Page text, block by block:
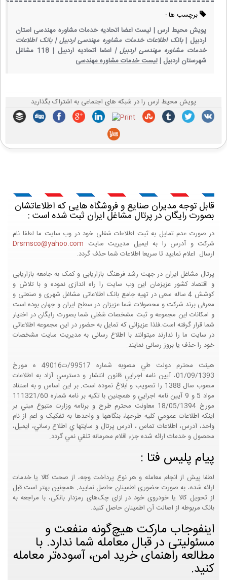
برچسب ها :
پویش محیط ارس | لیست اعضا اتحادیه خدمات مشاوره مهندسی استان
اردبیل | بانک اطلاعات خدمات مشاوره مهندسی اردبیل | بانک اطلاعات
خدمات مشاوره مهندسی اردبیل | اعضا اتحادیه اردبیل |
118 مشاغل
شهرستان اردبیل |لیست خدمات مشاوره مهندسی
پویش محیط ارس را در شبکه های اجتماعی به اشتراک بگذارید
قابل توجه مدیران صنایع و فروشگاه هایی که اطلاعاتشان
بصورت رایگان در پرتال مشاغل ایران ثبت شده است :
در صورت عدم تمایل به ثبت اطلاعات شغلی خود در وب سایت ما لطفا نام
شرکت و آدرس را به ایمیل مدیریت سایت Drsmsco@yahoo.com
ارسال اعلام نمایید تا سریعا اطلاعات شما حذف گردد.
پرتال مشاغل ایران در جهت رشد فرهنگ بازاریابی و کمک به جامعه بازاریابی
و اقتصاد کشور عزیزمان این وب سایت را راه اندازی نموده و با تلاش و
کوشش 4 ساله سعی در تهیه جامع بانک اطلاعاتی مشاغل شهری و صنعتی و
معرفی برند شرکت و محصولات شما عزیزان در سطح ایران و جهان بوده است
و امکانات این مجموعه و ثبت مشخصات شغلی شما بصورت رایگان در اختیار
شما قرار گرفته است.فلذا عزیزانی که تمایل به حضور در این مجموعه اطلاعاتی
در سایت ما را ندارند میتوانند با اطلاع رسانی به مدیریت سایت مشخصات
خود را حذف یا بروز رسانی نمایند.
هيئت محترم دولت طي مصوبه شماره 99517/ت49016 ه مورخ
01/09/1393، آيين نامه اجرايي قانون انتشار و دسترسي آزاد به اطلاعات
مصوب سال 1388 را تصويب و ابلاغ نموده است. بر اين اساس و به استناد
مواد 5 و 9 آيين نامه اجرايي و همچنين با تکيه بر نامه شماره 111321/60
مورخ 18/05/1394 معاونت محترم طرح و برنامه وزارت متبوع مبني بر
اينکه اطلاعات عمومي کليه طرحها، بنگاهها و واحدها به تفکيک و اعم از نام
واحد، آدرس، اطلاعات تماس ، آدرس پرتال و سايتها ي اطلاع رساني، ايميل،
محصول و خدمات ارائه شده جزء اقلام محرمانه تلقي نمي گردد.
پیام پلیس فتا :
لطفا پیش از انجام معامله و هر نوع پرداخت وجه، از صحت کالا یا خدمات
ارائه شده، به صورت حضوری اطمینان حاصل نمایید. همچنین بهتر است قبل
از تحویل کالا یا خودروی خود در ازای چک‌های رمزدار بانکی، با مراجعه به
بانک مربوطه از اصالت آن اطمینان حاصل کنید.
اینفوجاب مارکت هیچ‌گونه منفعت و
مسئولیتی در قبال معامله شما ندارد. با
مطالعه راهنمای خرید امن، آسوده‌تر معامله
کنید.